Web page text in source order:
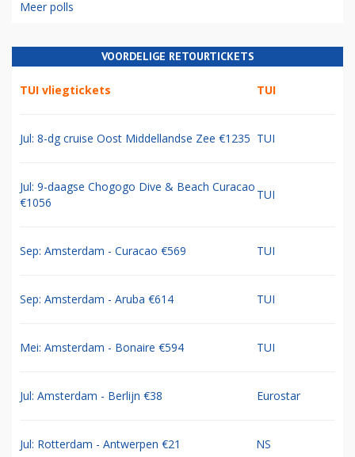
Meer polls
VOORDELIGE RETOURTICKETS
TUI vliegtickets TUI
Jul: 8-dg cruise Oost Middellandse Zee €1235 TUI
Jul: 9-daagse Chogogo Dive & Beach Curacao
€1056
TUI
Sep: Amsterdam - Curacao €569 TUI
Sep: Amsterdam - Aruba €614 TUI
Mei: Amsterdam - Bonaire €594 TUI
Jul: Amsterdam - Berlijn €38 Eurostar
Jul: Rotterdam - Antwerpen €21 NS